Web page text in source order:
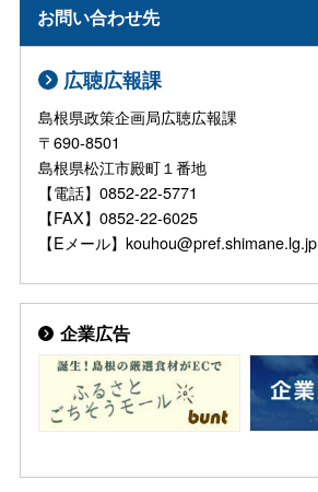
お問い合わせ先
広聴広報課
島根県政策企画局広聴広報課
〒690-8501
島根県松江市殿町１番地
【電話】0852-22-5771
【FAX】0852-22-6025
【Eメール】kouhou@pref.shimane.lg.jp
企業広告